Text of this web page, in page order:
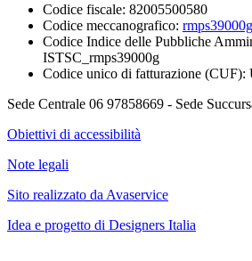
Codice fiscale: 82005500580
Codice meccanografico: rmps39000g
Codice Indice delle Pubbliche
ISTSC_rmps39000g
Codice unico di fatturazione
Sede Centrale 06 97858669 - Sede
Obiettivi di accessibilità
Note legali
Sito realizzato da Avaservice
Idea e progetto di Designers Italia